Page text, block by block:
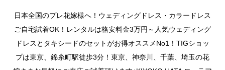
日本全国のプレ花嫁様へ！ウェディングドレス・カラードレス
ご自宅試着OK！レンタルは格安料金3万円～人気ウェディング
ドレスとタキシードのセットがお得オススメNo1！TIGショッ
プは東京、錦糸町駅徒歩3分！東京、神奈川、千葉、埼玉の花